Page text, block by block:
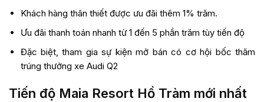
Khách hàng thân thiết được ưu đãi thêm 1% trăm.
Ưu đãi thanh toán nhanh từ 1 đến 5 phần trăm tùy tiến độ
Đặc biệt, tham gia sự kiện mở bán có cơ hội bốc thăm
trúng thưởng xe Audi Q2
Tiến độ Maia Resort Hồ Tràm mới nhất